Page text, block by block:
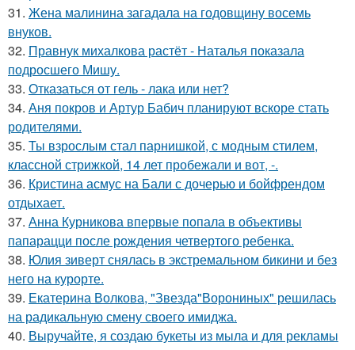
31. Жена малинина загадала на годовщину восемь
внуков.
32. Правнук михалкова растёт - Наталья показала
подросшего Мишу.
33. Отказаться от гель - лака или нет?
34. Аня покров и Артур Бабич планируют вскоре стать
родителями.
35. Ты взрослым стал парнишкой, с модным стилем,
классной стрижкой, 14 лет пробежали и вот, -.
36. Кристина асмус на Бали с дочерью и бойфрендом
отдыхает.
37. Анна Курникова впервые попала в объективы
папарацци после рождения четвертого ребенка.
38. Юлия зиверт снялась в экстремальном бикини и без
него на курорте.
39. Екатерина Волкова, "Звезда"Ворониных" решилась
на радикальную смену своего имиджа.
40. Выручайте, я создаю букеты из мыла и для рекламы